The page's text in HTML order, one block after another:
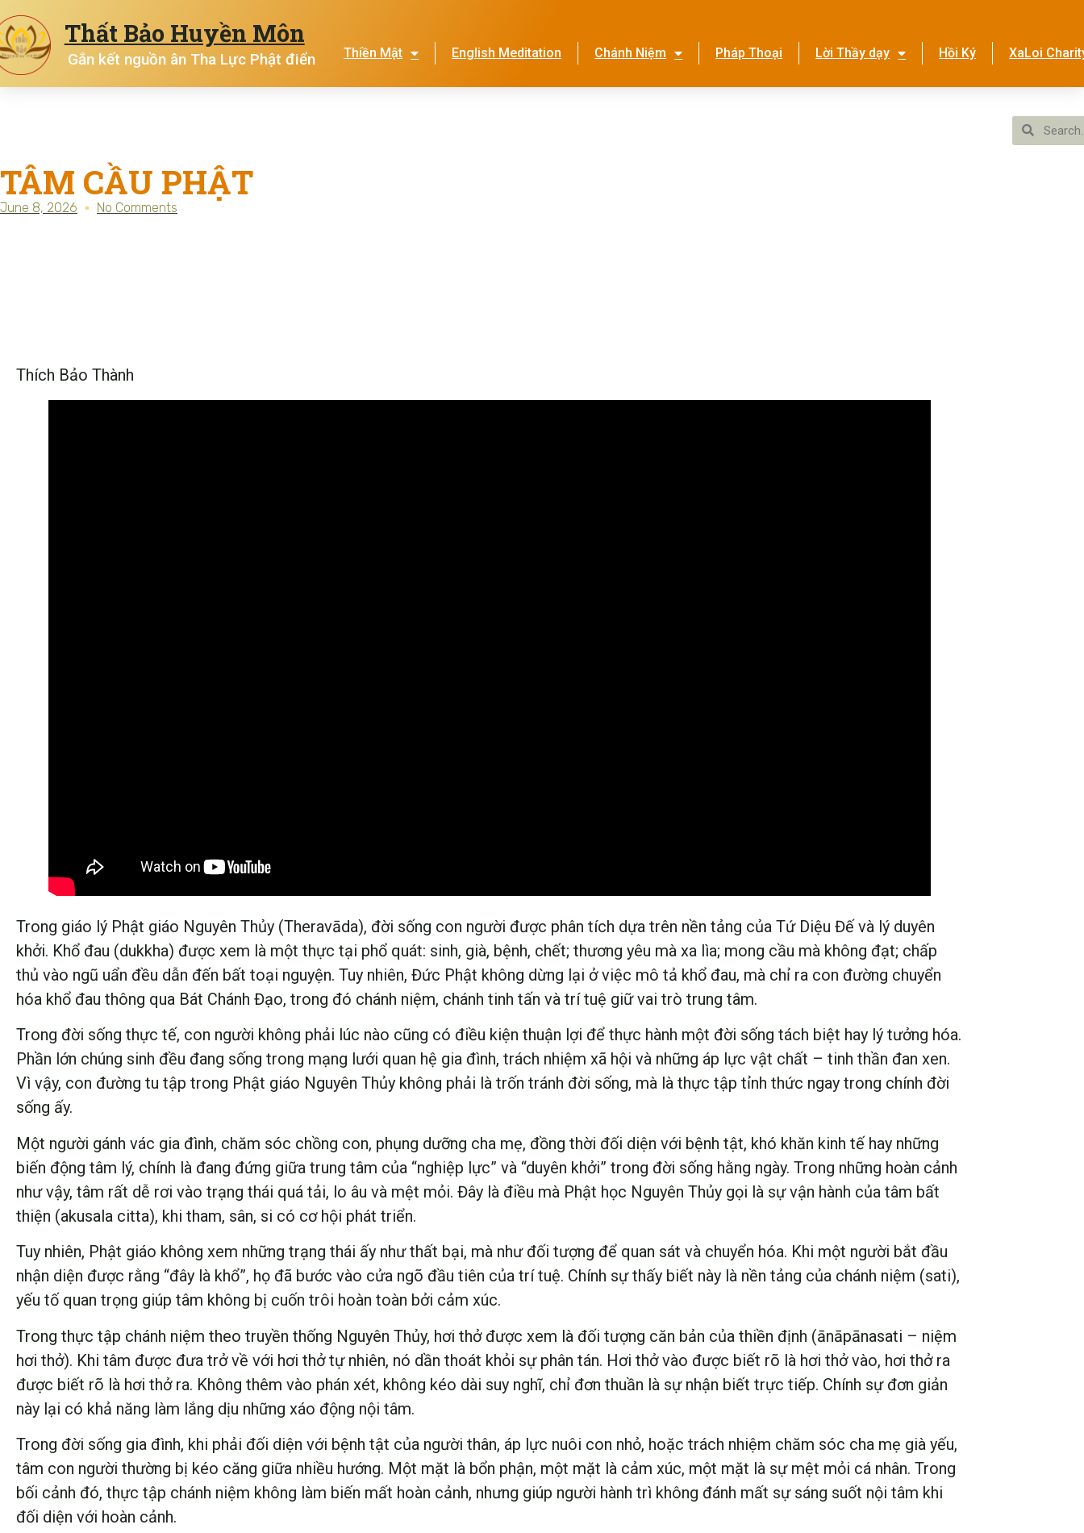
Thất Bảo Huyền Môn
Gắn kết nguồn ân Tha Lực Phật điển Thiền Mật English Meditation Chánh Niệm Pháp Thoại Lời Thầy dạy Hồi Ký XaLoi
TÂM CẦU PHẬT
June 8, 2026 No Comments
Thích Bảo Thành
Trong giáo lý Phật giáo Nguyên Thủy (Theravāda), đời sống con người được phân tích dựa trên nền tảng của Tứ Diệu Đế và lý duyên
khởi. Khổ đau (dukkha) được xem là một thực tại phổ quát: sinh, già, bệnh, chết; thương yêu mà xa lìa; mong cầu mà không đạt; chấp
thủ vào ngũ uẩn đều dẫn đến bất toại nguyện. Tuy nhiên, Đức Phật không dừng lại ở việc mô tả khổ đau, mà chỉ ra con đường chuyển
hóa khổ đau thông qua Bát Chánh Đạo, trong đó chánh niệm, chánh tinh tấn và trí tuệ giữ vai trò trung tâm.
Trong đời sống thực tế, con người không phải lúc nào cũng có điều kiện thuận lợi để thực hành một đời sống tách biệt hay lý tưởng hóa.
Phần lớn chúng sinh đều đang sống trong mạng lưới quan hệ gia đình, trách nhiệm xã hội và những áp lực vật chất – tinh thần đan xen.
Vì vậy, con đường tu tập trong Phật giáo Nguyên Thủy không phải là trốn tránh đời sống, mà là thực tập tỉnh thức ngay trong chính đời
sống ấy.
Một người gánh vác gia đình, chăm sóc chồng con, phụng dưỡng cha mẹ, đồng thời đối diện với bệnh tật, khó khăn kinh tế hay những
biến động tâm lý, chính là đang đứng giữa trung tâm của “nghiệp lực” và “duyên khởi” trong đời sống hằng ngày. Trong những hoàn cảnh
như vậy, tâm rất dễ rơi vào trạng thái quá tải, lo âu và mệt mỏi. Đây là điều mà Phật học Nguyên Thủy gọi là sự vận hành của tâm bất
thiện (akusala citta), khi tham, sân, si có cơ hội phát triển.
Tuy nhiên, Phật giáo không xem những trạng thái ấy như thất bại, mà như đối tượng để quan sát và chuyển hóa. Khi một người bắt đầu
nhận diện được rằng “đây là khổ”, họ đã bước vào cửa ngõ đầu tiên của trí tuệ. Chính sự thấy biết này là nền tảng của chánh niệm (sati),
yếu tố quan trọng giúp tâm không bị cuốn trôi hoàn toàn bởi cảm xúc.
Trong thực tập chánh niệm theo truyền thống Nguyên Thủy, hơi thở được xem là đối tượng căn bản của thiền định (ānāpānasati – niệm
hơi thở). Khi tâm được đưa trở về với hơi thở tự nhiên, nó dần thoát khỏi sự phân tán. Hơi thở vào được biết rõ là hơi thở vào, hơi thở ra
được biết rõ là hơi thở ra. Không thêm vào phán xét, không kéo dài suy nghĩ, chỉ đơn thuần là sự nhận biết trực tiếp. Chính sự đơn giản
này lại có khả năng làm lắng dịu những xáo động nội tâm.
Trong đời sống gia đình, khi phải đối diện với bệnh tật của người thân, áp lực nuôi con nhỏ, hoặc trách nhiệm chăm sóc cha mẹ già yếu,
tâm con người thường bị kéo căng giữa nhiều hướng. Một mặt là bổn phận, một mặt là cảm xúc, một mặt là sự mệt mỏi cá nhân. Trong
bối cảnh đó, thực tập chánh niệm không làm biến mất hoàn cảnh, nhưng giúp người hành trì không đánh mất sự sáng suốt nội tâm khi
đối diện với hoàn cảnh.